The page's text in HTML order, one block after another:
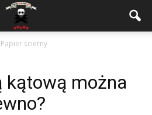
Papier ścierny
kątową można